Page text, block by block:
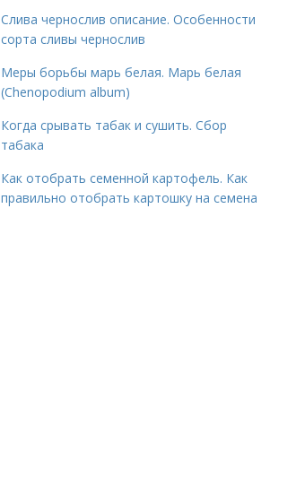
Слива чернослив описание. Особенности
сорта сливы чернослив
Меры борьбы марь белая. Марь белая
(Chenopodium album)
Когда срывать табак и сушить. Сбор
табака
Как отобрать семенной картофель. Как
правильно отобрать картошку на семена